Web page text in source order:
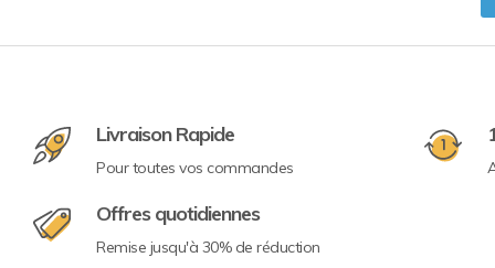
Livraison Rapide
Pour toutes vos commandes
Offres quotidiennes
Remise jusqu'à 30% de réduction